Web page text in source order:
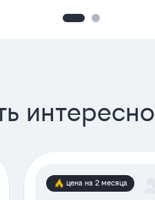
интересно
цена на 2 месяца